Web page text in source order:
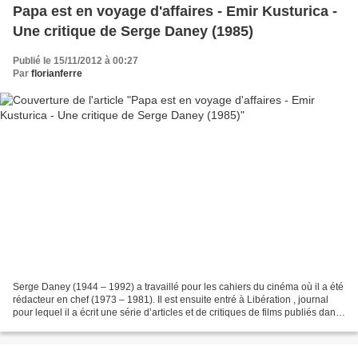
Papa est en voyage d'affaires - Emir Kusturica -
Une critique de Serge Daney (1985)
Publié le 15/11/2012 à 00:27
Par florianferre
Serge Daney (1944 – 1992) a travaillé pour les cahiers du cinéma où il a été
rédacteur en chef (1973 – 1981). Il est ensuite entré à Libération , journal
pour lequel il a écrit une série d’articles et de critiques de films publiés dans